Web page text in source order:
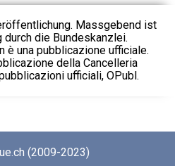
Massgebend ist
die Bundeskanzlei.
è una pubblicazione ufficiale.
della Cancelleria
ufficiali, OPubl.
(2009-2023)